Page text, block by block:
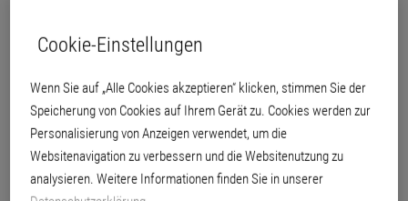
Cookie-Einstellungen
Wenn Sie auf „Alle Cookies akzeptieren“ klicken, stimmen Sie der
Speicherung von Cookies auf Ihrem Gerät zu. Cookies werden zur
Personalisierung von Anzeigen verwendet, um die
Websitenavigation zu verbessern und die Websitenutzung zu
analysieren. Weitere Informationen finden Sie in unserer